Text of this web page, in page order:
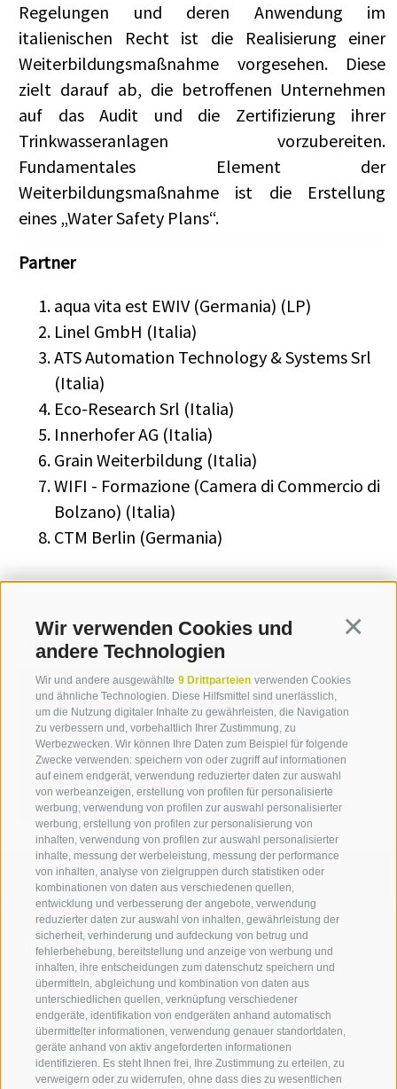
Wir verwenden Cookies und
andere Technologien
Wir und andere ausgewählte 9 Drittparteien verwenden Cookies
und ähnliche Technologien. Diese Hilfsmittel sind unerlässlich,
um die Nutzung digitaler Inhalte zu gewährleisten, die Navigation
zu verbessern und, vorbehaltlich Ihrer Zustimmung, zu
Werbezwecken. Wir können Ihre Daten zum Beispiel für folgende
Zwecke verwenden: speichern von oder zugriff auf informationen
auf einem endgerät, verwendung reduzierter daten zur auswahl
von werbeanzeigen, erstellung von profilen für personalisierte
werbung, verwendung von profilen zur auswahl personalisierter
werbung, erstellung von profilen zur personalisierung von
inhalten, verwendung von profilen zur auswahl personalisierter
inhalte, messung der werbeleistung, messung der performance
von inhalten, analyse von zielgruppen durch statistiken oder
kombinationen von daten aus verschiedenen quellen,
entwicklung und verbesserung der angebote, verwendung
reduzierter daten zur auswahl von inhalten, gewährleistung der
sicherheit, verhinderung und aufdeckung von betrug und
fehlerbehebung, bereitstellung und anzeige von werbung und
inhalten, ihre entscheidungen zum datenschutz speichern und
übermitteln, abgleichung und kombination von daten aus
unterschiedlichen quellen, verknüpfung verschiedener
endgeräte, identifikation von endgeräten anhand automatisch
übermittelter informationen, verwendung genauer standortdaten,
geräte anhand von aktiv angeforderten informationen
identifizieren. Es steht Ihnen frei, Ihre Zustimmung zu erteilen, zu
verweigern oder zu widerrufen, ohne dass dies zu wesentlichen
Regelungen und deren Anwendung im
italienischen Recht ist die Realisierung einer
Weiterbildungsmaßnahme vorgesehen. Diese
zielt darauf ab, die betroffenen Unternehmen
auf das Audit und die Zertifizierung ihrer
Trinkwasseranlagen vorzubereiten.
Fundamentales Element der
Weiterbildungsmaßnahme ist die Erstellung
eines „Water Safety Plans“.
Partner
aqua vita est EWIV (Germania) (LP)
Linel GmbH (Italia)
ATS Automation Technology & Systems Srl
(Italia)
Eco-Research Srl (Italia)
Innerhofer AG (Italia)
Grain Weiterbildung (Italia)
WIFI - Formazione (Camera di Commercio di
Bolzano) (Italia)
CTM Berlin (Germania)
Kontakt
Katja Glücker
T +39 0471 094 228
katja.gluecker[at]idm-
suedtirol.com
Kontaktieren Sie uns
IDM Südtirol - Alto Adige
+39 0471 094 000
info[at]idm-suedtirol.com
idm[at]pec.idm-suedtirol.com